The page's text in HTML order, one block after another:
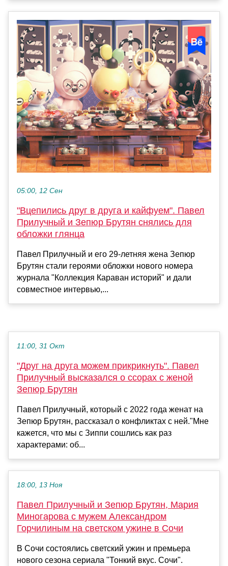
05:00, 12 Сен
"Вцепились друг в друга и кайфуем". Павел
Прилучный и Зепюр Брутян снялись для
обложки глянца
Павел Прилучный и его 29-летняя жена Зепюр
Брутян стали героями обложки нового номера
журнала "Коллекция Караван историй" и дали
совместное интервью,...
11:00, 31 Окт
"Друг на друга можем прикрикнуть". Павел
Прилучный высказался о ссорах с женой
Зепюр Брутян
Павел Прилучный, который с 2022 года женат на
Зепюр Брутян, рассказал о конфликтах с ней."Мне
кажется, что мы с Зиппи сошлись как раз
характерами: об...
18:00, 13 Ноя
Павел Прилучный и Зепюр Брутян, Мария
Миногарова с мужем Александром
Горчилиным на светском ужине в Сочи
В Сочи состоялись светский ужин и премьера
нового сезона сериала "Тонкий вкус. Сочи".